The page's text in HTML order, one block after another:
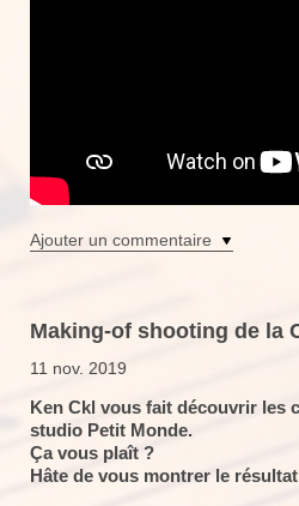
Ajouter un commentaire
Making-of shooting de la
11 nov. 2019
Ken Ckl vous fait découvrir les
studio Petit Monde.
Ça vous plaît ?
Hâte de vous montrer le